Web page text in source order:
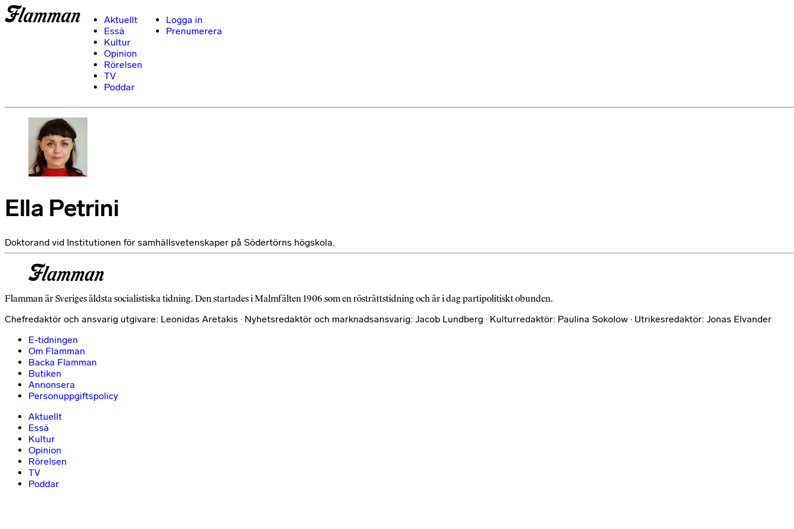
Aktuellt
Essä
Kultur
Opinion
Rörelsen
TV
Poddar
Logga in
Prenumerera
Ella Petrini
Doktorand vid Institutionen för samhällsvetenskaper på Södertörns högskola.
Flamman är Sveriges äldsta socialistiska tidning. Den startades i Malmfälten 1906 som en rösträttstidning och är i dag partipolitiskt obunden.
Chefredaktör och ansvarig utgivare: Leonidas Aretakis · Nyhetsredaktör och marknadsansvarig: Jacob Lundberg · Kulturredaktör: Paulina Sokolow · Utrikesredaktör: Jonas Elvander
E-tidningen
Om Flamman
Backa Flamman
Butiken
Annonsera
Personuppgiftspolicy
Aktuellt
Essä
Kultur
Opinion
Rörelsen
TV
Poddar